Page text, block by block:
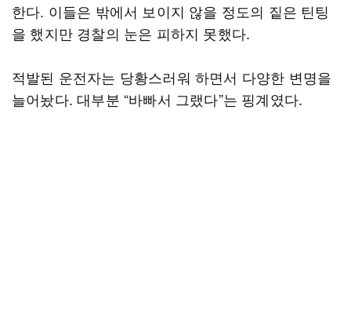
한다. 이들은 밖에서 보이지 않을 정도의 짙은 틴팅
을 했지만 경찰의 눈은 피하지 못했다.
적발된 운전자는 당황스러워 하면서 다양한 변명을
늘어놨다. 대부분 “바빠서 그랬다”는 핑계였다.